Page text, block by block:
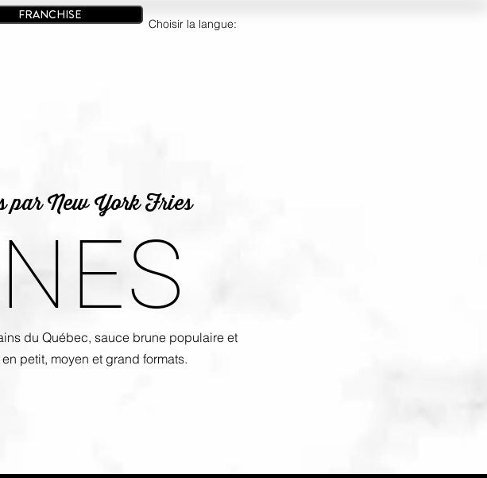
FRANCHISE
Choisir la langue:
par New York Fries
du Québec, sauce brune populaire et
petit, moyen et grand formats.